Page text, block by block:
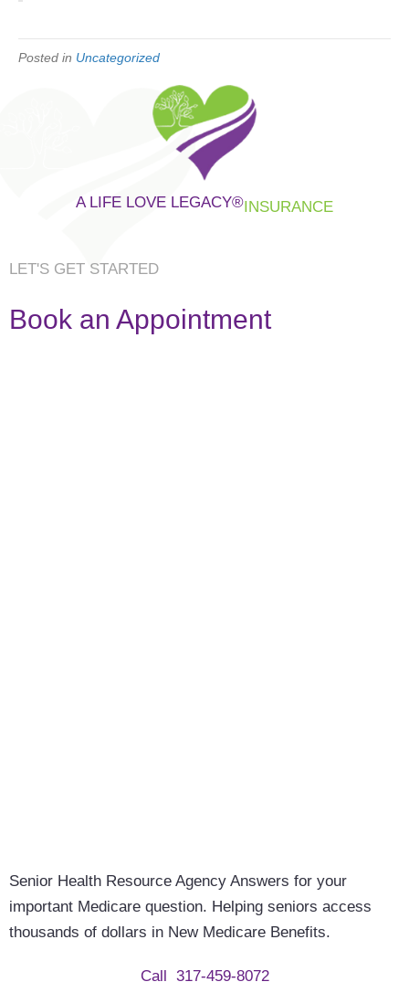
Posted in Uncategorized
A LIFE LOVE LEGACY® INSURANCE
LET'S GET STARTED
Book an Appointment
Senior Health Resource Agency Answers for your
important Medicare question. Helping seniors access
thousands of dollars in New Medicare Benefits.
Call 317-459-8072